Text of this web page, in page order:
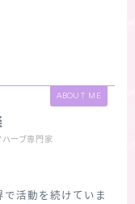
ABOUT ME
ーブ専門家
活動を続けていま